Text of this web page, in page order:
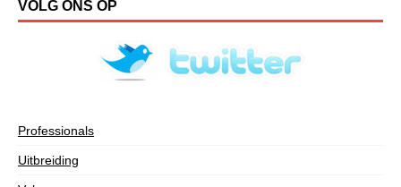
VOLG ONS OP
Professionals
Uitbreiding